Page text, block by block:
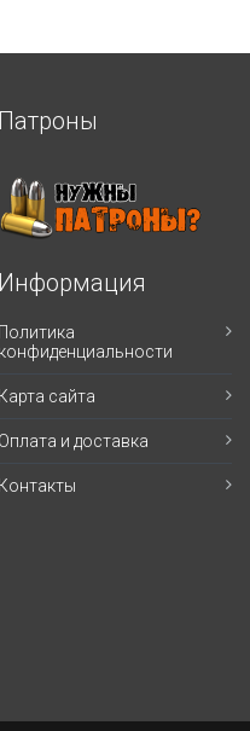
Патроны
Информация
Политика
конфиденциальности
Карта сайта
Оплата и доставка
Контакты